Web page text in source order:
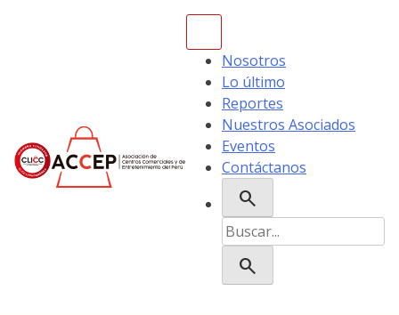
Nosotros
Lo último
Reportes
Nuestros Asociados
Eventos
Contáctanos
search
Buscar:
search